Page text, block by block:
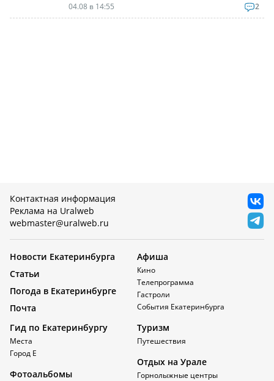
04.08 в 14:55 2
Контактная информация
Реклама на Uralweb
webmaster@uralweb.ru
Новости Екатеринбурга
Статьи
Погода в Екатеринбурге
Почта
Афиша
Кино
Телепрограмма
Гастроли
События Екатеринбурга
Гид по Екатеринбургу
Места
Город Е
Фотоальбомы
Туризм
Путешествия
Отдых на Урале
Горнолыжные центры